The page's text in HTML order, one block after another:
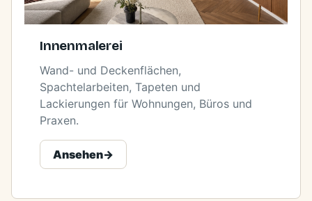
Innenmalerei
Wand- und Deckenflächen,
Spachtelarbeiten, Tapeten und
Lackierungen für Wohnungen, Büros und
Praxen.
Ansehen->